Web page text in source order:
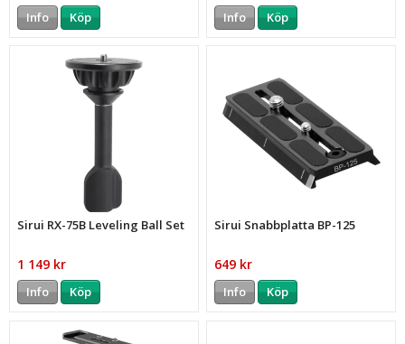
Info Köp Info Köp
Sirui RX-75B Leveling Ball Set
1 149 kr
Info Köp
Sirui Snabbplatta BP-125
649 kr
Info Köp